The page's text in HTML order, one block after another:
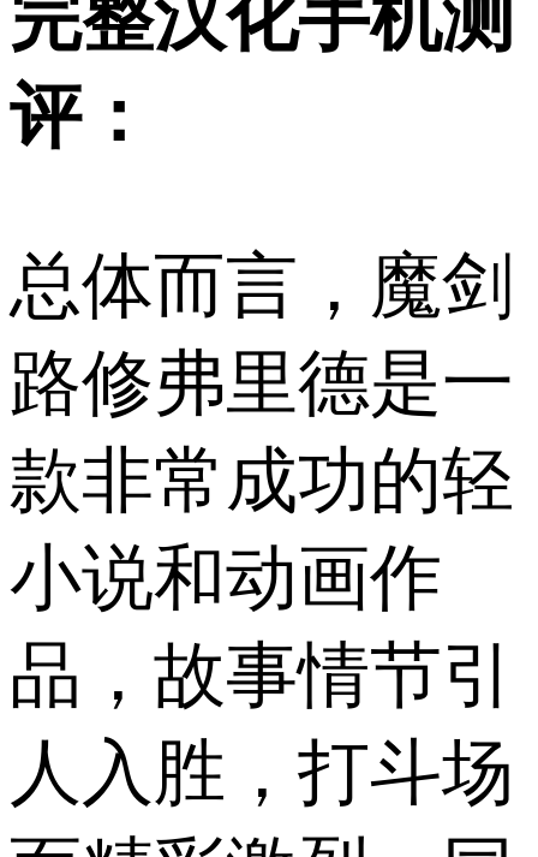
完整汉化手机测
评：
总体而言，魔剑
路修弗里德是一
款非常成功的轻
小说和动画作
品，故事情节引
人入胜，打斗场